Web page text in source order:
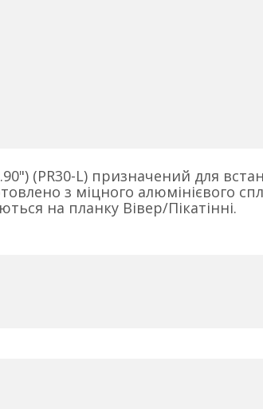
(PR30-L) призначений для
з міцного алюмінієвого
на планку Вівер/Пікатінні.